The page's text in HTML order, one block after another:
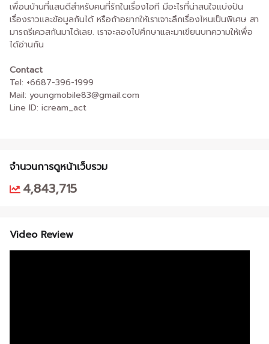
เพื่อนบ้านที่แสนดีสำหรับคนที่รักในเรื่องไอที มีอะไรที่น่าสนใจแบ่งปัน
เรื่องราวและข้อมูลกันได้ หรือถ้าอยากให้เราเจาะลึกเรื่องไหนเป็นพิเศษ สา
มารถรีเควสกันมาได้เลย. เราจะลองไปศึกษาและมาเขียนบทความให้เพื่อ
ได้อ่านกัน
Contact
Tel: +6687-396-1999
Mail: youngmobile83@gmail.com
Line ID: icream_act
จำนวนการดูหน้าเว็บรวม
4,843,715
Video Review